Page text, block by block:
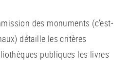
des monuments (c’est-
détaille les critères
publiques les livres